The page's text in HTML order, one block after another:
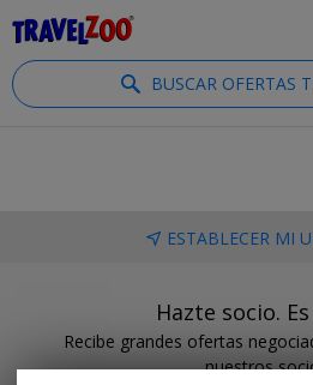
BUSCAR OFERTAS
ESTABLECER MI
Hazte socio.
Recibe grandes ofertas
nuestros